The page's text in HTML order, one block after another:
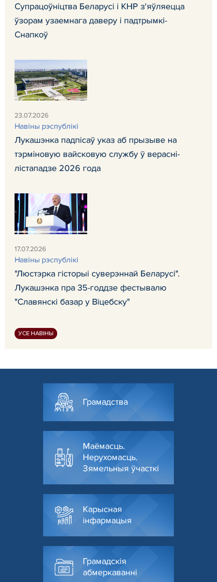
Супрацоўніцтва Беларусі і КНР з'яўляецца
ўзорам узаемнага даверу і падтрымкі-
Снапкоў
23.07.2026
Навiны рэспублiкi
Лукашэнка падпісаў указ аб прызыве на
тэрміновую вайсковую службу ў верасні-
лістападзе 2026 года
17.07.2026
Навiны рэспублiкi
"Люстэрка гісторыі суверэннай Беларусі".
Лукашэнка пра 35-годдзе фестывалю
"Славянскі базар у Віцебску"
УСЕ НАВІНЫ
Грамадства
Маёмасць.
Нерухомасць.
Зямельныя ўчасткі
Карысная
інфармацыя
Грамадскія
абмеркаванні